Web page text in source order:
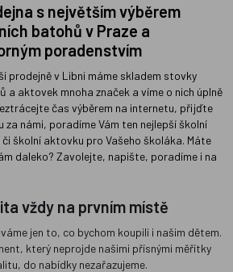
s největším výběrem
batohů v Praze a
poradenstvím
prodejně v Libni máme skladem stovky
a aktovek mnoha značek a víme o nich úplně
čas výběrem na internetu, přijďte
za námi, poradíme Vám ten nejlepší školní
školní aktovku pro Vašeho školáka. Máte
daleko? Zavolejte, napište, poradíme i na
vždy na prvním místě
jen to, co bychom koupili i našim dětem.
který neprojde našimi přísnými měřítky
do nabídky nezařazujeme.